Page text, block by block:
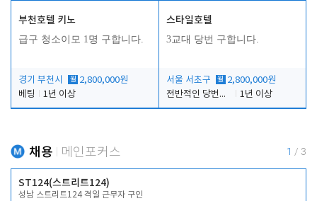
부천호텔 키노
급구 청소이모 1명 구합니다.
경기 부천시 월 2,800,000원
베팅
1년 이상
스타일호텔
3교대 당번 구합니다.
서울 서초구 월 2,800,000원
전반적인 당번업무
1년 이상
채용 메인포커스 1 / 3
ST124(스트리트124)
성남 스트리트124 격일 근무자 구인